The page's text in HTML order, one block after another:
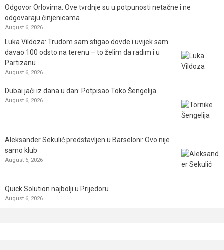
Odgovor Orlovima: ​Ove tvrdnje su u potpunosti netačne i ne
odgovaraju činjenicama
August 6, 2026
Luka Vildoza: Trudom sam stigao dovde i uvijek sam
davao 100 odsto na terenu – to želim da radim i u
Partizanu
August 6, 2026
Dubai jači iz dana u dan: Potpisao Toko Šengelija
August 6, 2026
Aleksander Sekulić predstavljen u Barseloni: Ovo nije
samo klub
August 6, 2026
Quick Solution najbolji u Prijedoru
August 6, 2026